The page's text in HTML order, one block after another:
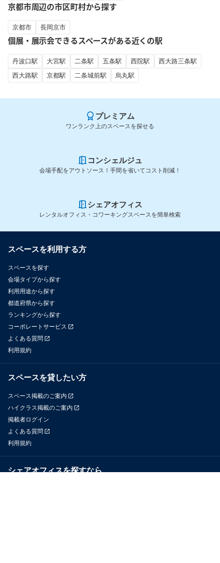
京都市周辺の市区町村から探す
京都市 長岡京市
個展・展示会できるスペースがある近くの駅
丹波口駅 大宮駅 二条駅 五条駅 西院駅
西大路三条駅
西大路駅
京都駅 二条城前駅 烏丸駅
プレミアム
ワンランク上のスペースを探せる
コンシェルジュ
会場手配をアウトソース！手間を省いてコスト削減！
シェアオフィス
レンタルオフィス・コワーキングスペースを簡単検索
スペースを利用する方
スペースを探す
会場タイプから探す
利用用途から探す
都道府県から探す
ランキングから探す
コーポレートサービス
よくある質問
利用規約
スペースを貸したい方
スペース掲載のご案内
ハイクラス掲載のご案内
掲載者ログイン
よくある質問
利用規約
シェアオフィスを探すなら